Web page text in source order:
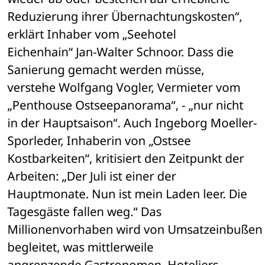
Reduzierung ihrer Übernachtungskosten“,
erklärt Inhaber vom „Seehotel
Eichenhain“ Jan-Walter Schnoor. Dass die
Sanierung gemacht werden müsse,
verstehe Wolfgang Vogler, Vermieter vom
„Penthouse Ostseepanorama“, - „nur nicht
in der Hauptsaison“. Auch Ingeborg Moeller-
Sporleder, Inhaberin von „Ostsee
Kostbarkeiten“, kritisiert den Zeitpunkt der
Arbeiten: „Der Juli ist einer der
Hauptmonate. Nun ist mein Laden leer. Die
Tagesgäste fallen weg.“ Das
Millionenvorhaben wird von Umsatzeinbußen
begleitet, was mittlerweile